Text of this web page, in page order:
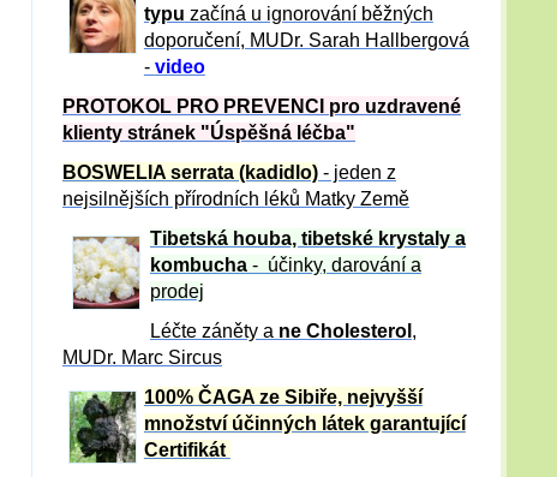
typu začíná u ignorování běžných
doporučení, MUDr. Sarah Hallbergová
- video
PROTOKOL PRO PREVENCI pro uzdravené
klienty stránek "Úspěšná léčba"
BOSWELIA serrata (kadidlo) - jeden z
nejsilnějších přírodních léků Matky Země
Tibetská houba, tibetské krystaly a
kombucha - účinky, darování a
prodej
Léčte záněty a ne Cholesterol ,
MUDr. Marc Sircus
100% ČAGA ze Sibiře, nejvyšší
množství účinných látek garantující
Certifikát